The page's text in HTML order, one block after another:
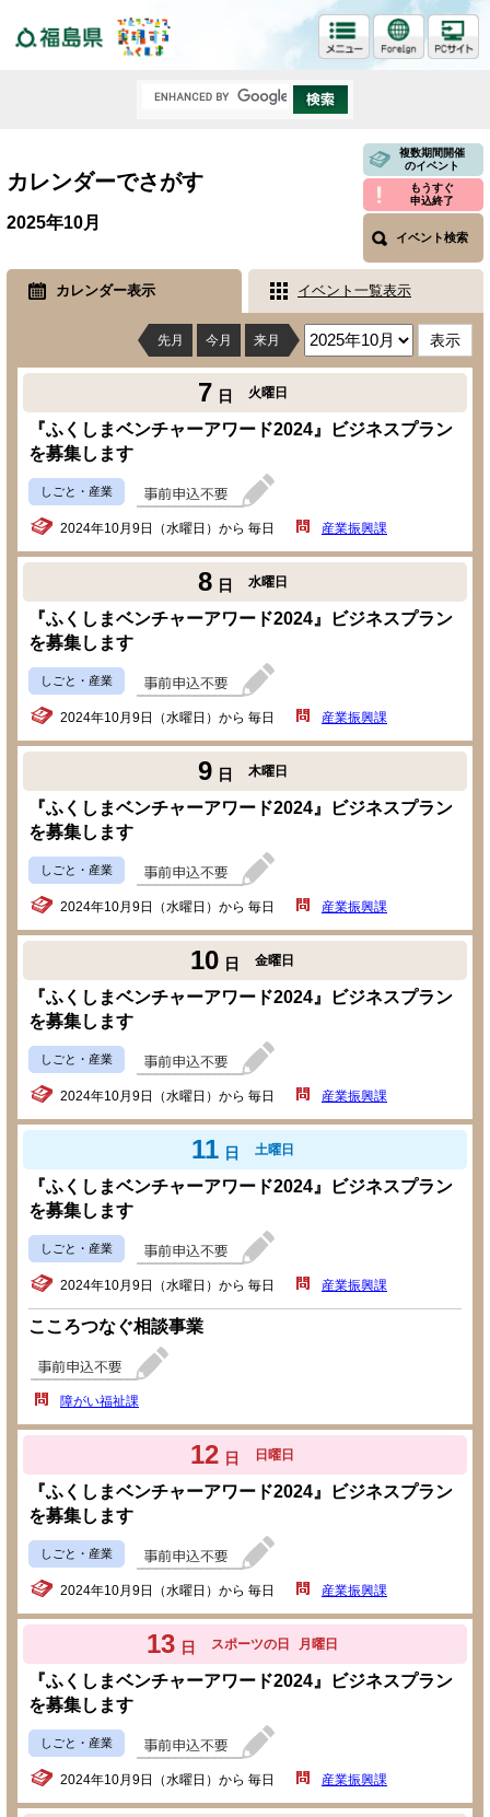
カレンダーでさがす
複数期間開催
のイベント
もうすぐ
申込終了
イベント検索
2025年10月
カレンダー表示 イベント一覧表示
先月 今月 来月
7 日 火曜日
『ふくしまベンチャーアワード2024』ビジネスプラン
を募集します
しごと・産業
2024年10月9日（水曜日）から 毎日 産業振興課
8 日 水曜日
『ふくしまベンチャーアワード2024』ビジネスプラン
を募集します
しごと・産業
2024年10月9日（水曜日）から 毎日 産業振興課
9 日 木曜日
『ふくしまベンチャーアワード2024』ビジネスプラン
を募集します
しごと・産業
2024年10月9日（水曜日）から 毎日 産業振興課
10 日 金曜日
『ふくしまベンチャーアワード2024』ビジネスプラン
を募集します
しごと・産業
2024年10月9日（水曜日）から 毎日 産業振興課
11 日 土曜日
『ふくしまベンチャーアワード2024』ビジネスプラン
を募集します
しごと・産業
2024年10月9日（水曜日）から 毎日 産業振興課
こころつなぐ相談事業
障がい福祉課
12 日 日曜日
『ふくしまベンチャーアワード2024』ビジネスプラン
を募集します
しごと・産業
2024年10月9日（水曜日）から 毎日 産業振興課
13 日 スポーツの日 月曜日
『ふくしまベンチャーアワード2024』ビジネスプラン
を募集します
しごと・産業
2024年10月9日（水曜日）から 毎日 産業振興課